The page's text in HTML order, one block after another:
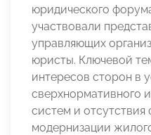
юридического
участвовали
управляющих
юристы. Ключевой
интересов сторон в
сверхнормативного
систем и отсутствия
модернизации